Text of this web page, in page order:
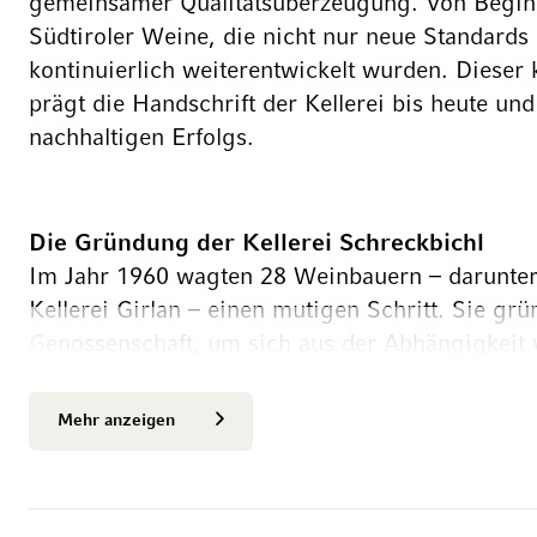
Südtiroler Weine, die nicht nur neue Standards
kontinuierlich weiterentwickelt wurden. Dieser
prägt die Handschrift der Kellerei bis heute
nachhaltigen Erfolgs.
Die Gründung der Kellerei Schreckbichl
Im Jahr 1960 wagten 28 Weinbauern –
Kellerei Girlan – einen mutigen Schritt. Sie
Genossenschaft, um sich aus der
Namen gaben sie ihrer Herkunft:
gezielt eingeführt, für jede Sorte die optimalen
Mehr anzeigen